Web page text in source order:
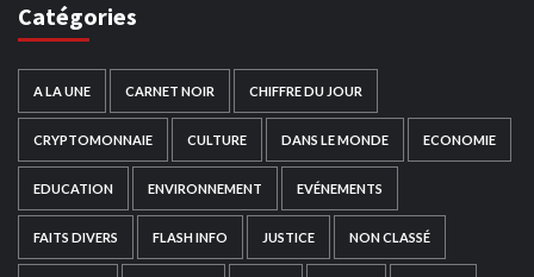
Catégories
A LA UNE CARNET NOIR CHIFFRE DU JOUR
CRYPTOMONNAIE CULTURE DANS LE MONDE ECONOMIE
EDUCATION ENVIRONNEMENT EVÉNEMENTS
FAITS DIVERS FLASH INFO JUSTICE NON CLASSÉ